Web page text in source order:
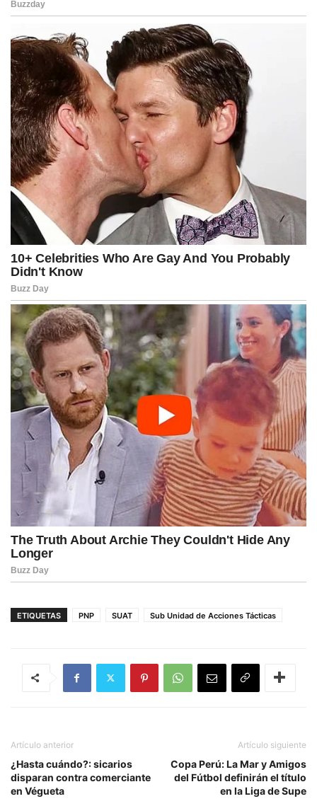
ETIQUETAS PNP SUAT Sub Unidad de Acciones Tácticas
Artículo anterior
¿Hasta cuándo?: sicarios
disparan contra comerciante
en Végueta
Artículo siguiente
Copa Perú: La Mar y Amigos
del Fútbol definirán el título
en la Liga de Supe